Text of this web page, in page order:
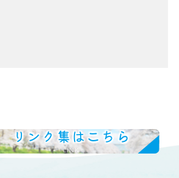
リンク集はこちら
LINK